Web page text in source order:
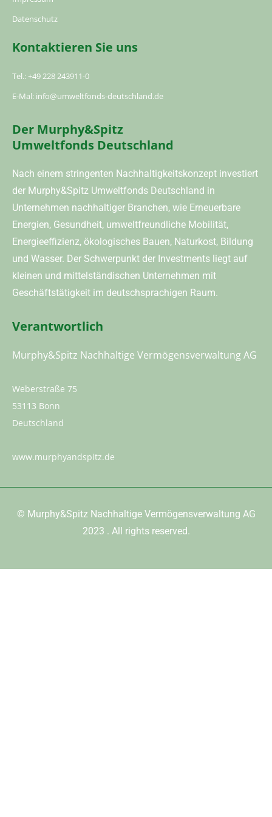
Datenschutz
Kontaktieren Sie uns
Tel.: +49 228 243911-0
E-Mal: info@umweltfonds-deutschland.de
Der Murphy&Spitz
Umweltfonds Deutschland
Nach einem stringenten Nachhaltigkeitskonzept investiert
der Murphy&Spitz Umweltfonds Deutschland in
Unternehmen nachhaltiger Branchen, wie Erneuerbare
Energien, Gesundheit, umweltfreundliche Mobilität,
Energieeffizienz, ökologisches Bauen, Naturkost, Bildung
und Wasser. Der Schwerpunkt der Investments liegt auf
kleinen und mittelständischen Unternehmen mit
Geschäftstätigkeit im deutschsprachigen Raum.
Verantwortlich
Murphy&Spitz Nachhaltige Vermögensverwaltung AG
Weberstraße 75
53113 Bonn
Deutschland
www.murphyandspitz.de
© Murphy&Spitz Nachhaltige Vermögensverwaltung AG
2023 . All rights reserved.